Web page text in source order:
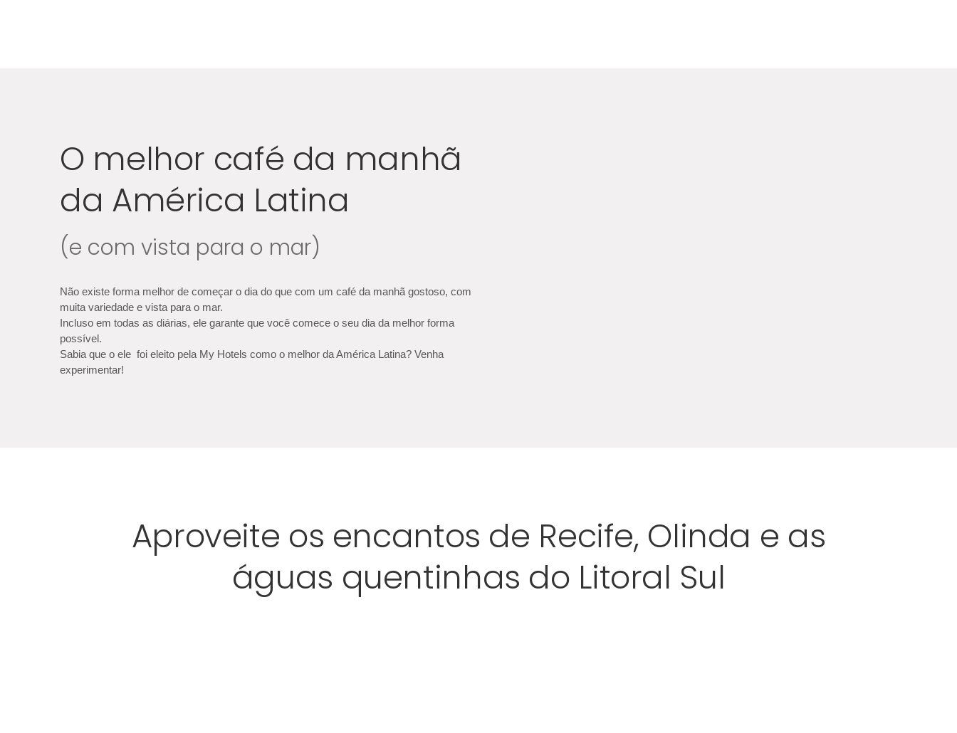
O melhor café da manhã
da América Latina
(e com vista para o mar)
Não existe forma melhor de começar o dia do que com um café da manhã gostoso, com
muita variedade e vista para o mar.
Incluso em todas as diárias, ele garante que você comece o seu dia da melhor forma
possível.
Sabia que o ele foi eleito pela My Hotels como o melhor da América Latina? Venha
experimentar!
Aproveite os encantos de Recife, Olinda e as
águas quentinhas do Litoral Sul